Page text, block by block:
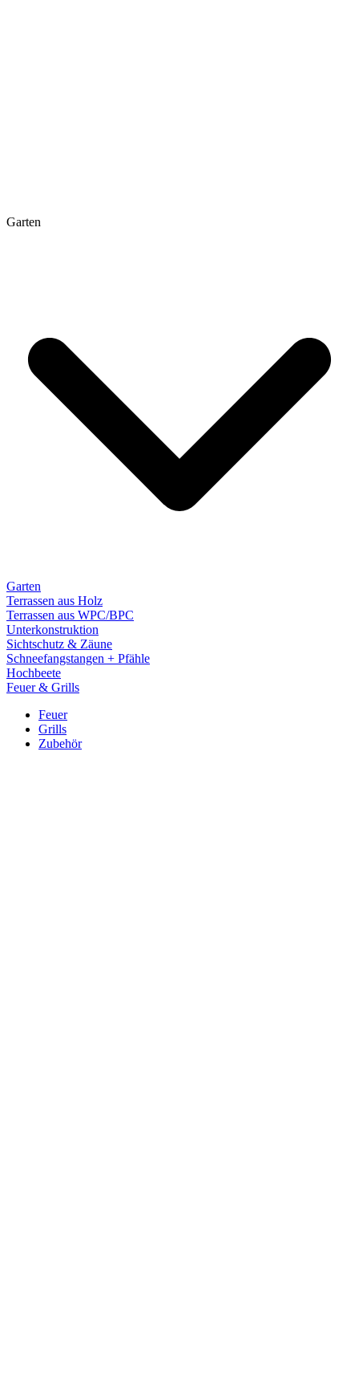
Garten
Garten
Terrassen aus Holz
Terrassen aus WPC/BPC
Unterkonstruktion
Sichtschutz & Zäune
Schneefangstangen + Pfähle
Hochbeete
Feuer & Grills
Feuer
Grills
Zubehör